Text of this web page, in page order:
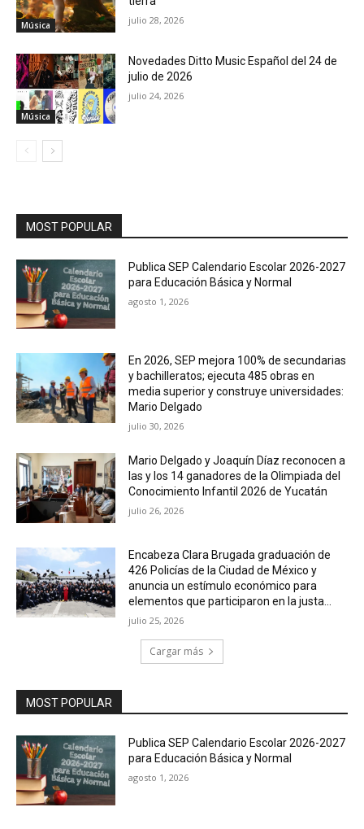
Música julio 28, 2026
Música
Novedades Ditto Music Español del 24 de
julio de 2026
julio 24, 2026
MOST POPULAR
Publica SEP Calendario Escolar 2026-2027
para Educación Básica y Normal
agosto 1, 2026
En 2026, SEP mejora 100% de secundarias
y bachilleratos; ejecuta 485 obras en
media superior y construye universidades:
Mario Delgado
julio 30, 2026
Mario Delgado y Joaquín Díaz reconocen a
las y los 14 ganadores de la Olimpiada del
Conocimiento Infantil 2026 de Yucatán
julio 26, 2026
Encabeza Clara Brugada graduación de
426 Policías de la Ciudad de México y
anuncia un estímulo económico para
elementos que participaron en la justa...
julio 25, 2026
Cargar más
MOST POPULAR
Publica SEP Calendario Escolar 2026-2027
para Educación Básica y Normal
agosto 1, 2026